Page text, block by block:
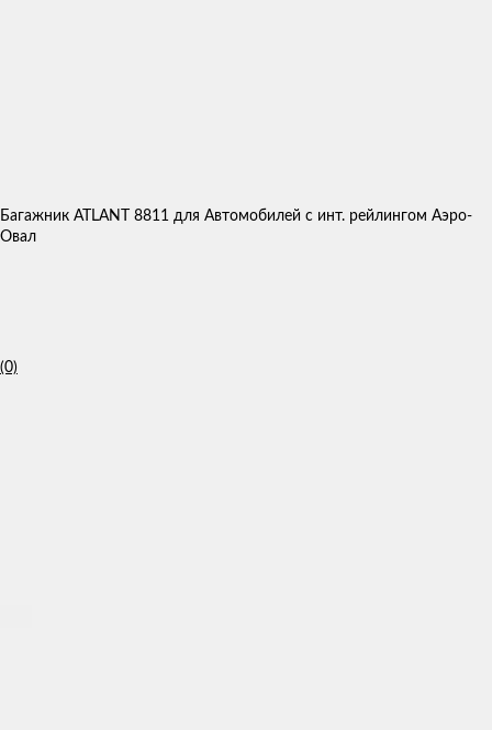
Багажник ATLANT 8811 для Автомобилей с инт. рейлингом Аэро-
Овал
(0)